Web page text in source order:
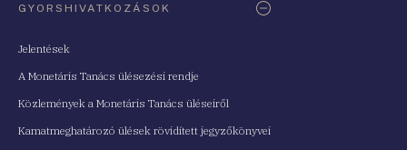
GYORSHIVATKOZÁSOK
Jelentések
A Monetáris Tanács ülésezési rendje
Közlemények a Monetáris Tanács üléseiről
Kamatmeghatározó ülések rövidített jegyzőkönyvei